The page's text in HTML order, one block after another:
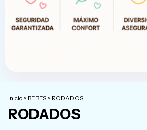
Inicio > BEBES > RODADOS
RODADOS